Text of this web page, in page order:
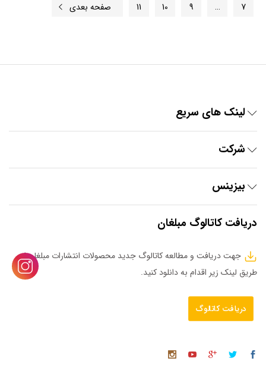
7
…
9
10
11 صفحه بعدی
لینک های سریع
شرکت
بیزینس
دریافت کاتالوگ مبلغان
جهت دریافت و مطالعه کاتالوگ جدید محصولات انتشارات مبلغان از
طریق لینک زیر اقدام به دانلود کنید.
دریافت کاتالوگ